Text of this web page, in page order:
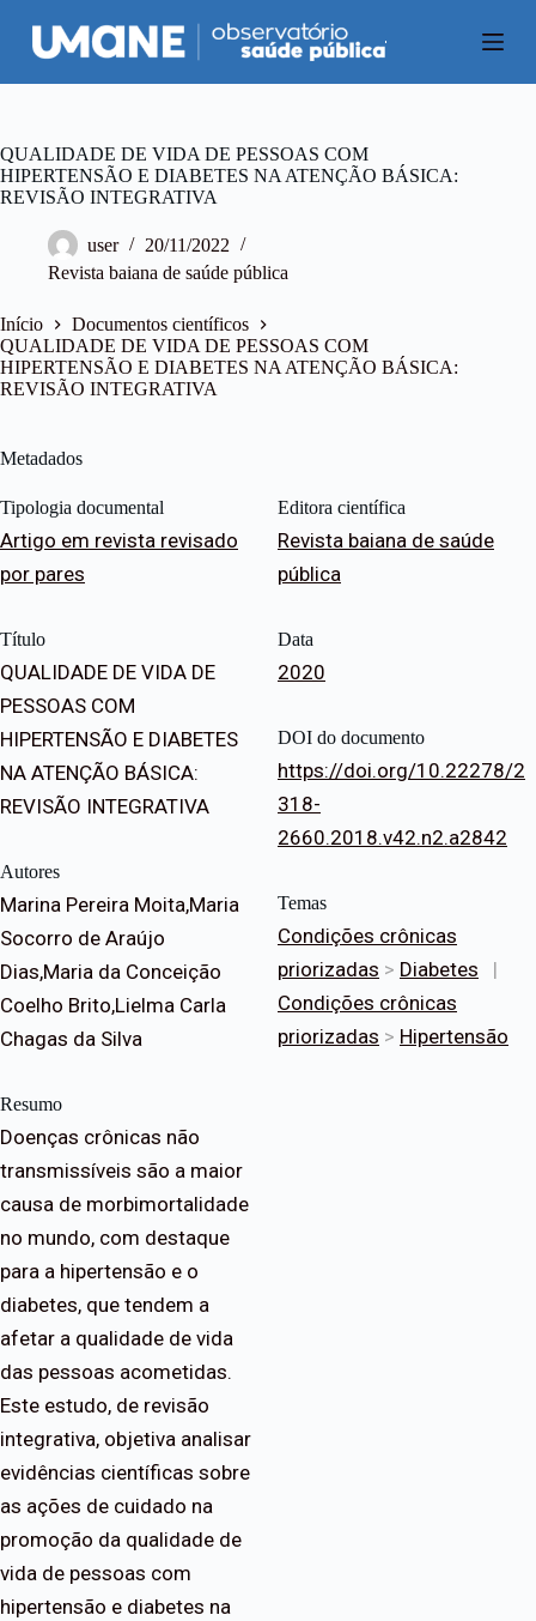
P
u
a
a
r
a
e
ú
d
o
QUALIDADE DE VIDA DE PESSOAS COM
HIPERTENSÃO E DIABETES NA ATENÇÃO BÁSICA:
REVISÃO INTEGRATIVA
user
20/11/2022
Revista baiana de saúde pública
Início
Documentos científicos
QUALIDADE DE VIDA DE PESSOAS COM
HIPERTENSÃO E DIABETES NA ATENÇÃO BÁSICA:
REVISÃO INTEGRATIVA
Metadados
Tipologia documental
Artigo em revista revisado
por pares
Título
QUALIDADE DE VIDA DE
PESSOAS COM
HIPERTENSÃO E DIABETES
NA ATENÇÃO BÁSICA:
REVISÃO INTEGRATIVA
Autores
Marina Pereira Moita,Maria
Socorro de Araújo
Dias,Maria da Conceição
Coelho Brito,Lielma Carla
Chagas da Silva
Resumo
Doenças crônicas não
transmissíveis são a maior
causa de morbimortalidade
no mundo, com destaque
para a hipertensão e o
diabetes, que tendem a
afetar a qualidade de vida
das pessoas acometidas.
Este estudo, de revisão
integrativa, objetiva analisar
evidências científicas sobre
as ações de cuidado na
promoção da qualidade de
vida de pessoas com
hipertensão e diabetes na
Editora científica
Revista baiana de saúde
pública
Data
2020
DOI do documento
https://doi.org/10.22278/2
318-
2660.2018.v42.n2.a2842
Temas
Condições crônicas
priorizadas > Diabetes
|
Condições crônicas
priorizadas > Hipertensão